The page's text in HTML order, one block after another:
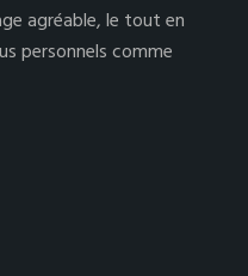
agréable, le tout en
personnels comme